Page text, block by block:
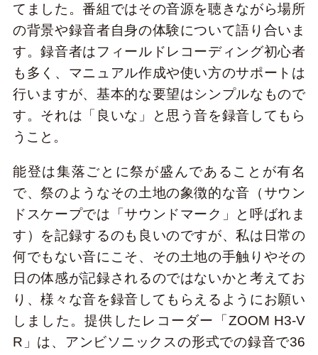
てました。番組ではその音源を聴きながら場所
の背景や録音者自身の体験について語り合いま
す。録音者はフィールドレコーディング初心者
も多く、マニュアル作成や使い方のサポートは
行いますが、基本的な要望はシンプルなもので
す。それは「良いな」と思う音を録音してもら
うこと。
能登は集落ごとに祭が盛んであることが有名
で、祭のようなその土地の象徴的な音（サウン
ドスケープでは「サウンドマーク」と呼ばれま
す）を記録するのも良いのですが、私は日常の
何でもない音にこそ、その土地の手触りやその
日の体感が記録されるのではないかと考えてお
り、様々な音を録音してもらえるようにお願い
しました。提供したレコーダー「ZOOM H3-V
R」は、アンビソニックスの形式での録音で36